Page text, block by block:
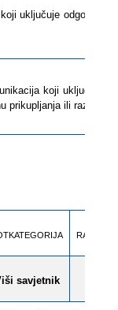
uključuje
koji uključuje
prikupljanja ili
RAZINA
savjetnik